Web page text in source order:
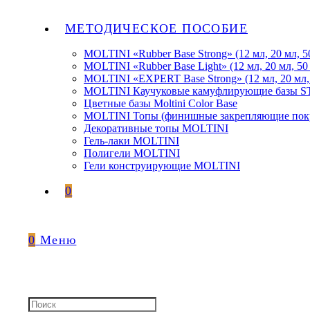
МЕТОДИЧЕСКОЕ ПОСОБИЕ
MOLTINI «Rubber Base Strong» (12 мл, 20 мл,
MOLTINI «Rubber Base Light» (12 мл, 20 мл,
MOLTINI «EXPERT Base Strong» (12 мл, 20
MOLTINI Каучуковые камуфлирующие базы
Цветные базы Moltini Color Base
MOLTINI Топы (финишные закрепляющие
Декоративные топы MOLTINI
Гель-лаки MOLTINI
Полигели MOLTINI
Гели конструирующие MOLTINI
0
0 Меню